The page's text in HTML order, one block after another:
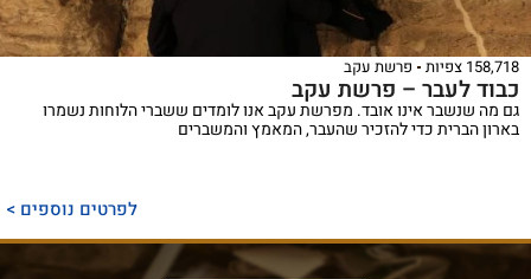
158,718 צפיות פרשת עקב
כבוד לעבר – פרשת עקב
גם מה שנשבר אינו אובד. מפרשת עקב אנו לומדים ששברי הלוחות נשמרו
בארון הברית כדי להזכיר שהעבר, המאמץ והמשברים
לפרטים נוספים >
לראשונה,